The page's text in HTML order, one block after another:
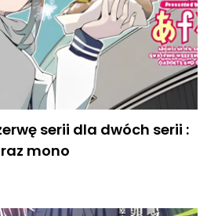
serii dla dwóch serii :
mono